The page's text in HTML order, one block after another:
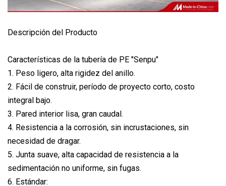
Descripción del Producto
Características de la tubería de PE "Senpu"
1. Peso ligero, alta rigidez del anillo.
2. Fácil de construir, período de proyecto corto, costo
integral bajo.
3. Pared interior lisa, gran caudal.
4. Resistencia a la corrosión, sin incrustaciones, sin
necesidad de dragar.
5. Junta suave, alta capacidad de resistencia a la
sedimentación no uniforme, sin fugas.
6. Estándar: